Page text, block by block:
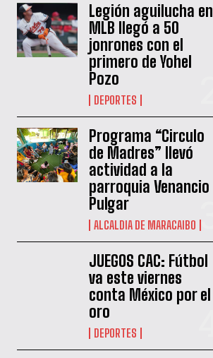
Legión aguilucha en
MLB llegó a 50
jonrones con el
primero de Yohel
Pozo
DEPORTES
Programa “Circulo
de Madres” llevó
actividad a la
parroquia Venancio
Pulgar
ALCALDIA DE MARACAIBO
JUEGOS CAC: Fútbol
va este viernes
conta México por el
oro
DEPORTES